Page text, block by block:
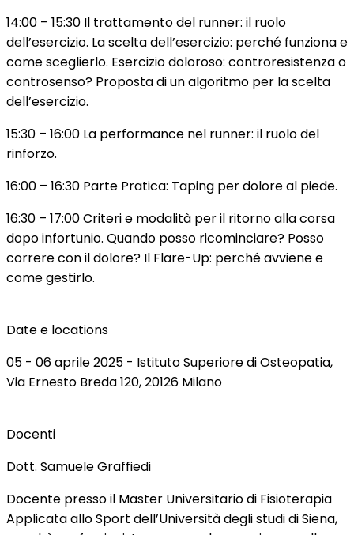
14:00 – 15:30 Il trattamento del runner: il ruolo
dell’esercizio. La scelta dell’esercizio: perché funziona e
come sceglierlo. Esercizio doloroso: controresistenza o
controsenso? Proposta di un algoritmo per la scelta
dell’esercizio.
15:30 – 16:00 La performance nel runner: il ruolo del
rinforzo.
16:00 – 16:30 Parte Pratica: Taping per dolore al piede.
16:30 – 17:00 Criteri e modalità per il ritorno alla corsa
dopo infortunio. Quando posso ricominciare? Posso
correre con il dolore? Il Flare-Up: perché avviene e
come gestirlo.
Date e locations
05 - 06 aprile 2025 - Istituto Superiore di Osteopatia,
Via Ernesto Breda 120, 20126 Milano
Docenti
Dott. Samuele Graffiedi
Docente presso il Master Universitario di Fisioterapia
Applicata allo Sport dell’Università degli studi di Siena,